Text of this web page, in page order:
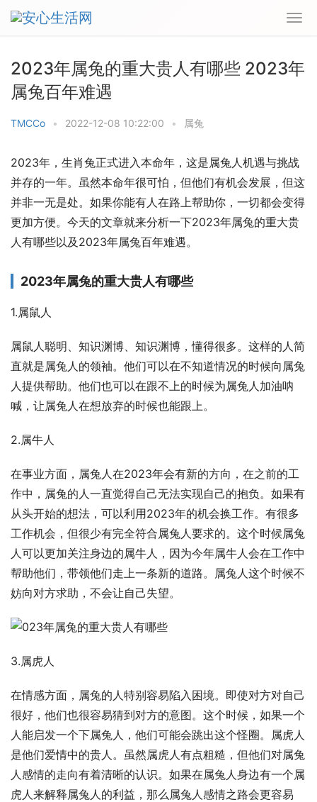
2023年属兔的重大贵人有哪些 2023年
属兔百年难遇
TMCCo • 2022-12-08 10:22:00 • 属兔
2023年，生肖兔正式进入本命年，这是属兔人机遇与挑战
并存的一年。虽然本命年很可怕，但他们有机会发展，但这
并非一无是处。如果你能有人在路上帮助你，一切都会变得
更加方便。今天的文章就来分析一下2023年属兔的重大贵
人有哪些以及2023年属兔百年难遇。
2023年属兔的重大贵人有哪些
1.属鼠人
属鼠人聪明、知识渊博、知识渊博，懂得很多。这样的人简
直就是属兔人的领袖。他们可以在不知道情况的时候向属兔
人提供帮助。他们也可以在跟不上的时候为属兔人加油呐
喊，让属兔人在想放弃的时候也能跟上。
2.属牛人
在事业方面，属兔人在2023年会有新的方向，在之前的工
作中，属兔的人一直觉得自己无法实现自己的抱负。如果有
从头开始的想法，可以利用2023年的机会换工作。有很多
工作机会，但很少有完全符合属兔人要求的。这个时候属兔
人可以更加关注身边的属牛人，因为今年属牛人会在工作中
帮助他们，带领他们走上一条新的道路。属兔人这个时候不
妨向对方求助，不会让自己失望。
3.属虎人
在情感方面，属兔的人特别容易陷入困境。即使对方对自己
很好，他们也很容易猜到对方的意图。这个时候，如果一个
人能启发一个下属兔人，他们可能会跳出这个怪圈。属虎人
是他们爱情中的贵人。虽然属虎人有点粗糙，但他们对属兔
人感情的走向有着清晰的认识。如果在属兔人身边有一个属
虎人来解释属兔人的利益，那么属兔人感情之路会更容易